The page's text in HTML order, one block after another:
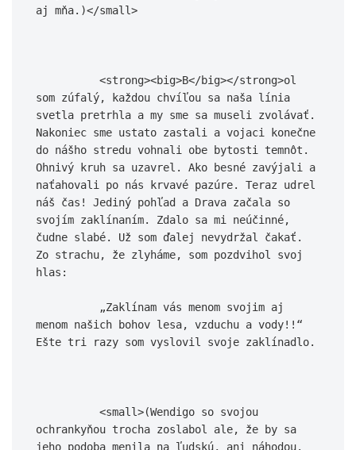
aj mňa.)</small>
som zúfalý, každou chvíľou sa naša línia
svetla pretrhla a my sme sa museli zvolávať.
Nakoniec sme ustato zastali a vojaci konečne
do nášho stredu vohnali obe bytosti temnôt.
Ohnivý kruh sa uzavrel. Ako besné zavýjali a
naťahovali po nás krvavé pazúre. Teraz udrel
náš čas! Jediný pohľad a Drava začala so
svojím zaklínaním. Zdalo sa mi neúčinné,
čudne slabé. Už som ďalej nevydržal čakať.
Zo strachu, že zlyháme, som pozdvihol svoj
hlas:
menom našich bohov lesa, vzduchu a vody!!“
Ešte tri razy som vyslovil svoje zaklínadlo.
ochrankyňou trocha zoslabol ale, že by sa
jeho podoba menila na ľudskú, ani náhodou.